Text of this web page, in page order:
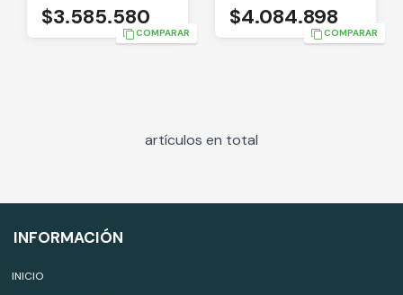
$3.585.580
COMPARAR
$4.084.898
COMPARAR
artículos en total
INFORMACIÓN
INICIO